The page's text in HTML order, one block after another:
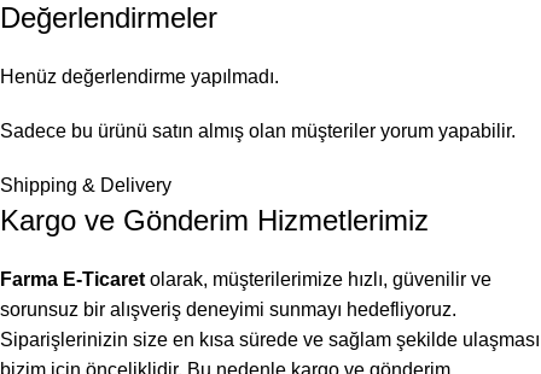
Değerlendirmeler
Henüz değerlendirme yapılmadı.
Sadece bu ürünü satın almış olan müşteriler yorum yapabilir.
Shipping & Delivery
Kargo ve Gönderim Hizmetlerimiz
Farma E-Ticaret olarak, müşterilerimize hızlı, güvenilir ve
sorunsuz bir alışveriş deneyimi sunmayı hedefliyoruz.
Siparişlerinizin size en kısa sürede ve sağlam şekilde ulaşması